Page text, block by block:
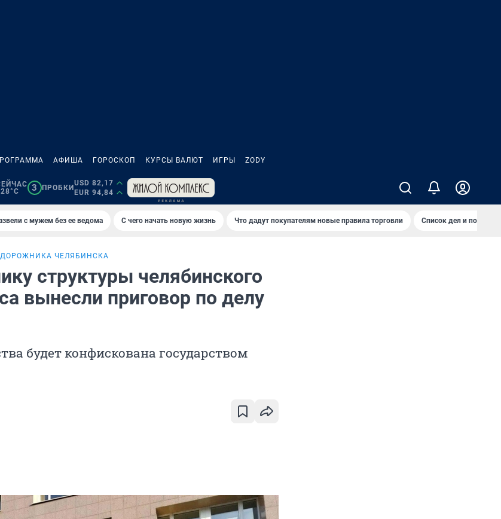
АФИША ГОРОСКОП КУРСЫ ВАЛЮТ ИГРЫ ZODY
3 ПРОБКИ
USD 82,17
EUR 94,84
с мужем без ее ведома С чего начать новую жизнь Что дадут покупателям новые правила торговли Список дел и покупок
ЧЕЛЯБИНСКА
структуры челябинского
вынесли приговор по делу
будет конфискована государством